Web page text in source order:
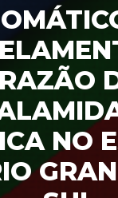
RAZÃO
NO